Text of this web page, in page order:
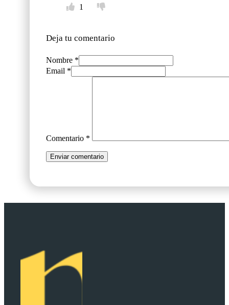
1
Deja tu comentario
Nombre *
Email *
Comentario *